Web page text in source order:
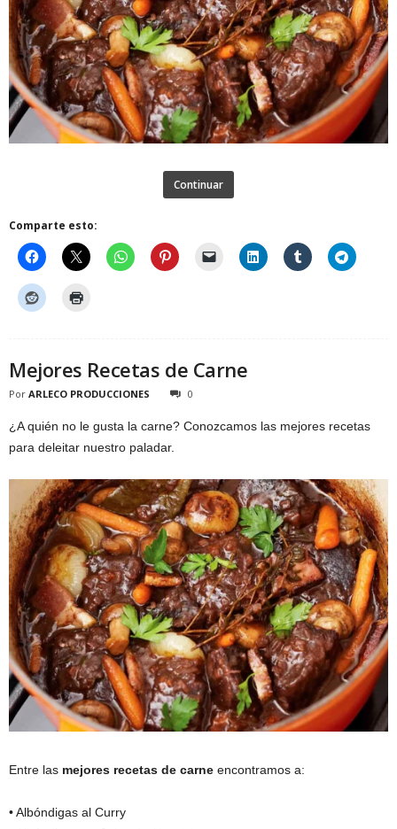
Continuar
Comparte esto:
Mejores Recetas de Carne
Por ARLECO PRODUCCIONES 0
¿A quién no le gusta la carne? Conozcamos las mejores recetas
para deleitar nuestro paladar.
Entre las mejores recetas de carne encontramos a:
• Albóndigas al Curry